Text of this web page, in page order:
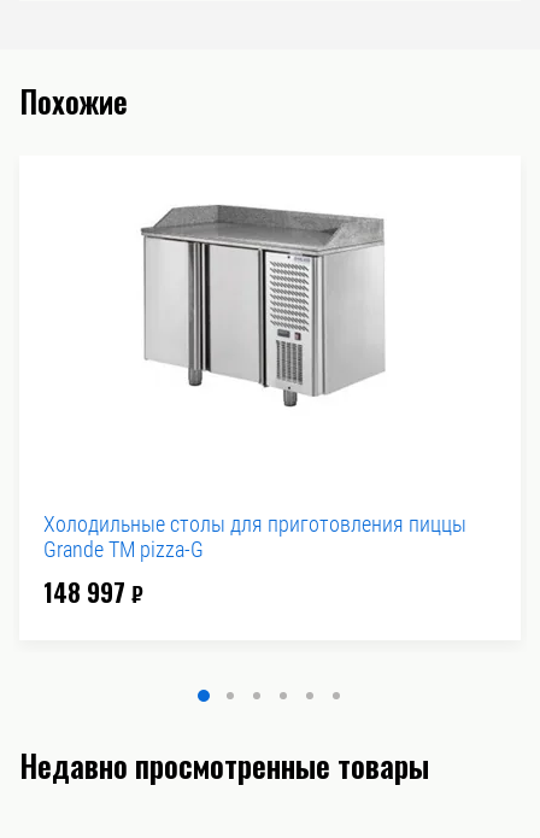
Похожие
Холодильные столы для приготовления пиццы
Grande TM pizza-G
148 997 ₽
Недавно просмотренные товары